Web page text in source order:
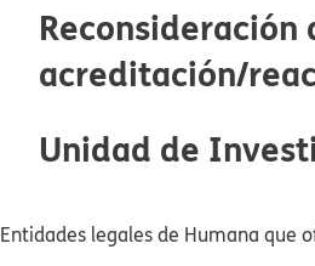
Reconsideración
acreditación/
Unidad de
Entidades legales de Humana que